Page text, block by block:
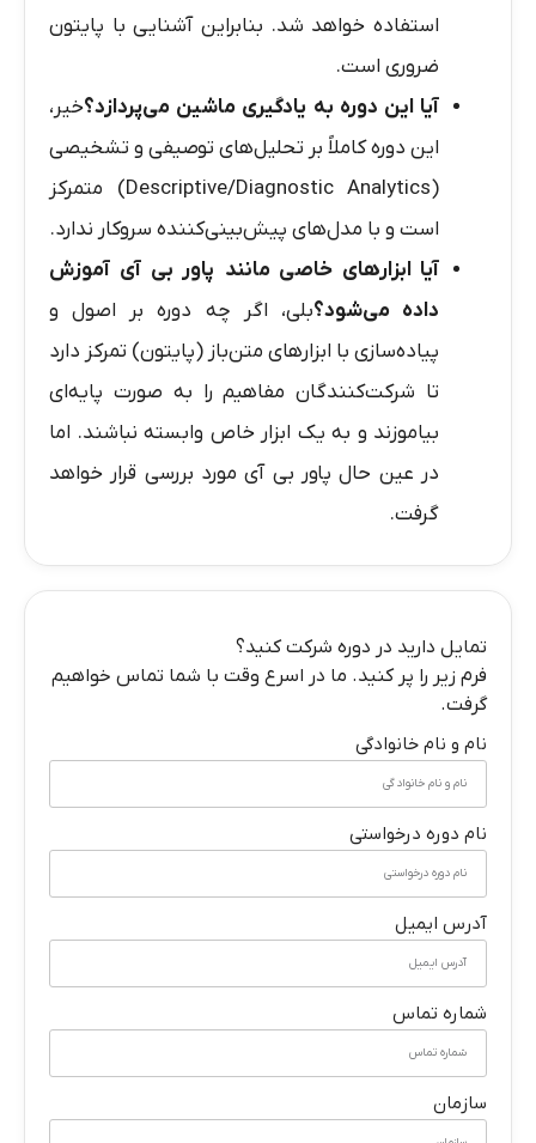
استفاده خواهد شد. بنابراین آشنایی با پایتون
ضروری است.
آیا این دوره به یادگیری ماشین می‌پردازد؟خیر،
این دوره کاملاً بر تحلیل‌های توصیفی و تشخیصی
(Descriptive/Diagnostic Analytics) متمرکز
است و با مدل‌های پیش‌بینی‌کننده سروکار ندارد.
آیا ابزارهای خاصی مانند پاور بی آی آموزش
داده می‌شود؟بلی، اگر چه دوره بر اصول و
پیاده‌سازی با ابزارهای متن‌باز (پایتون) تمرکز دارد
تا شرکت‌کنندگان مفاهیم را به صورت پایه‌ای
بیاموزند و به یک ابزار خاص وابسته نباشند. اما
در عین حال پاور بی آی مورد بررسی قرار خواهد
گرفت.
تمایل دارید در دوره شرکت کنید؟
فرم زیر را پر کنید. ما در اسرع وقت با شما تماس خواهیم
گرفت.
نام و نام خانوادگی
نام دوره درخواستی
آدرس ایمیل
شماره تماس
سازمان